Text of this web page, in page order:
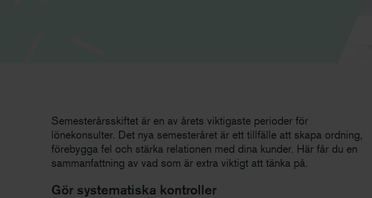
Semesterårsskiftet är en av årets viktigaste perioder för
lönekonsulter. Det nya semesteråret är ett tillfälle att skapa ordning,
förebygga fel och stärka relationen med dina kunder. Här får du en
sammanfattning av vad som är extra viktigt att tänka på.
Gör systematiska kontroller